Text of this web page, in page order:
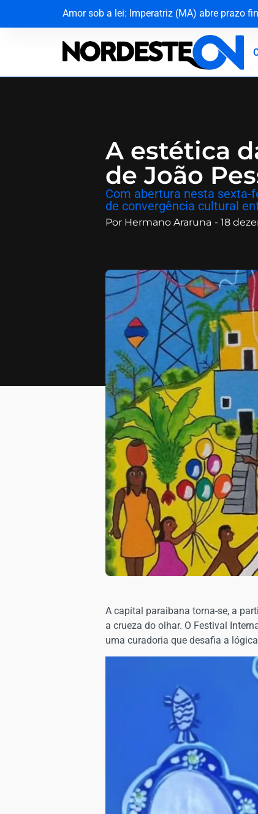
Amor sob a lei: Imperatriz (MA) abre prazo
MPF dá 10 dias para Dnit apresentar prazos
Dona Inês traz Geraldo Azevedo no Festival
Cerco na Caatinga: Policiais capturam
​A estética
de João
​Com abertura nesta sexta-
de convergência cultural
Por Hermano Araruna - 18
A capital paraibana torna-se, a
a crueza do olhar. O Festival
uma curadoria que desafia a